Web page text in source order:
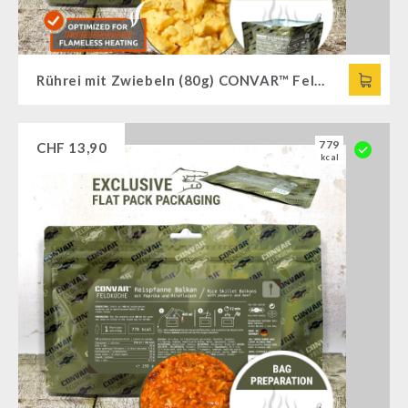
CHF 13,90 779
kcal